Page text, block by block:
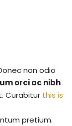
non odio
orci ac nibh
Curabitur this is
pretium.